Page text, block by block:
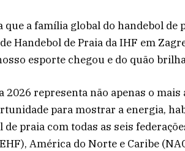
que a família global do handebol de
Handebol de Praia da IHF em
esporte chegou e do quão
2026 representa não apenas o
para mostrar a energia,
de praia com todas as seis
América do Norte e Caribe